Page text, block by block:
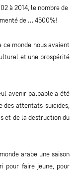
à 2014, le nombre de
de … 4500%!
ce monde nous avaient
et une prospérité
avenir palpable a été
des attentats-suicides,
et de la destruction du
arabe une saison
pour faire jeune, pour